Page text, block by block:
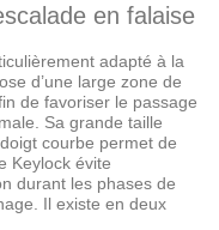
en falaise
adapté à la
d’une large zone de
de favoriser le passage
Sa grande taille
courbe permet de
Keylock évite
durant les phases de
Il existe en deux